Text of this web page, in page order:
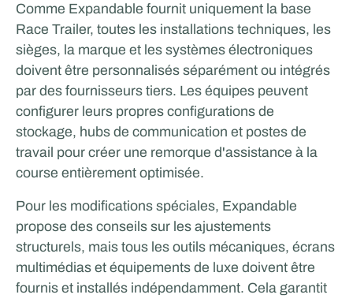
Comme Expandable fournit uniquement la base
Race Trailer, toutes les installations techniques, les
sièges, la marque et les systèmes électroniques
doivent être personnalisés séparément ou intégrés
par des fournisseurs tiers. Les équipes peuvent
configurer leurs propres configurations de
stockage, hubs de communication et postes de
travail pour créer une remorque d'assistance à la
course entièrement optimisée.
Pour les modifications spéciales, Expandable
propose des conseils sur les ajustements
structurels, mais tous les outils mécaniques, écrans
multimédias et équipements de luxe doivent être
fournis et installés indépendamment. Cela garantit